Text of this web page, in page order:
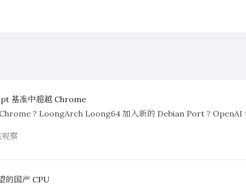
基准中超越 Chrome
? LoongArch Loong64 加入新的 Debian Port ? OpenAI
察
的国产 CPU